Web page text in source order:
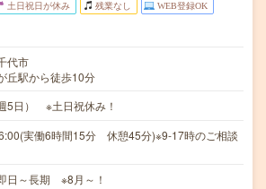
土日祝日が休み 残業なし WEB登録OK
代市
丘駅から徒歩10分
5日） ※土日祝休み！
実働6時間15分 休憩45分)※9-17時のご相談
日～長期 ※8月～！